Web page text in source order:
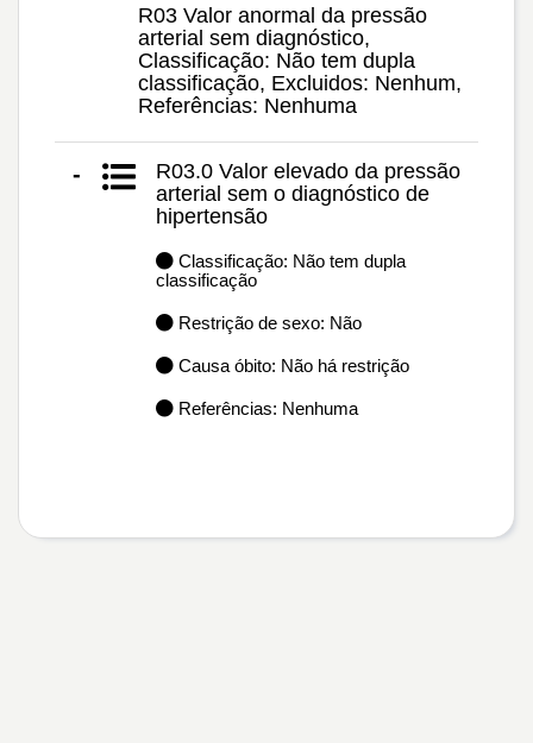
R03 Valor anormal da pressão
arterial sem diagnóstico,
Classificação: Não tem dupla
classificação, Excluidos: Nenhum,
Referências: Nenhuma
-
R03.0 Valor elevado da pressão
arterial sem o diagnóstico de
hipertensão
Classificação: Não tem dupla
classificação
Restrição de sexo: Não
Causa óbito: Não há restrição
Referências: Nenhuma